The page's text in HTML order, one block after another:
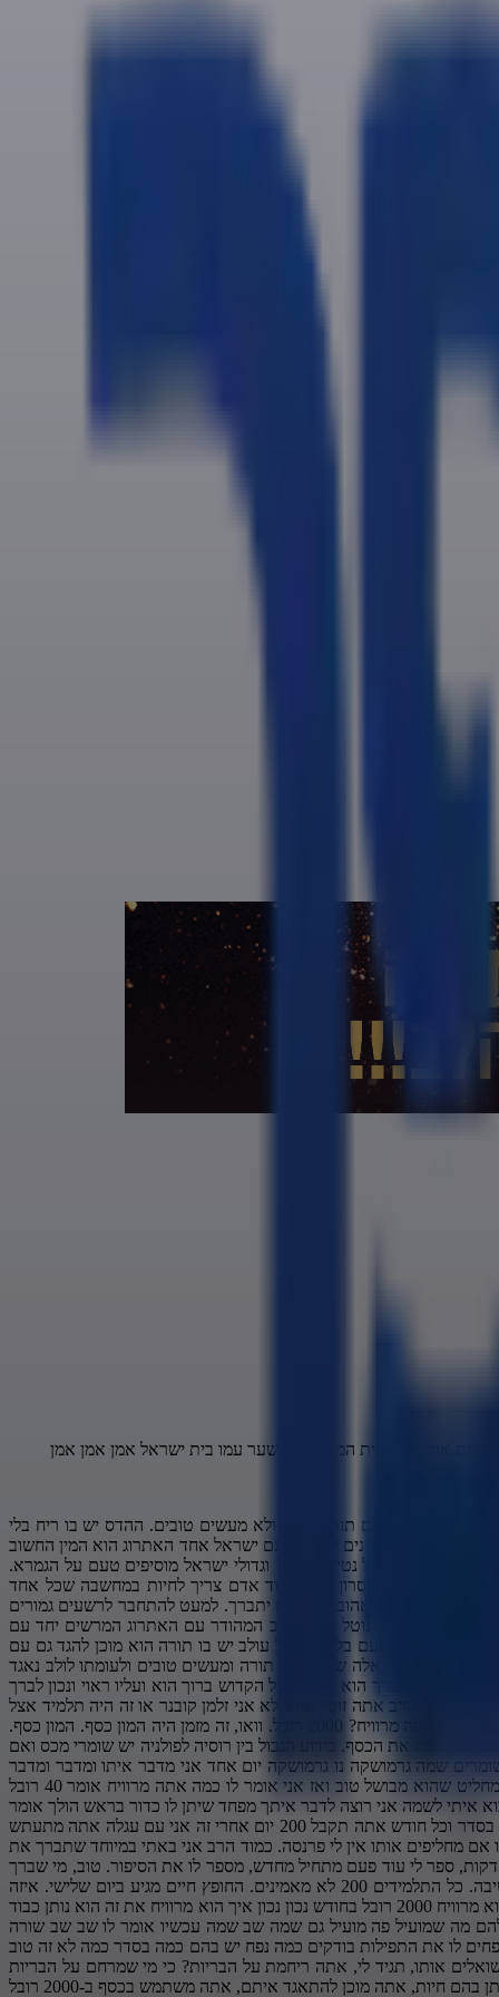
יקים אותה בתחיית המתים עם שער עמו בית ישראל אמן אמן אמן
הסוכות. השם אומר גם לערבה, את באמת בלי טעם, בלי ריח, אבל במהלך ימי הדין והרחמים ביקשת ממני להתפייס. אמרת לי, ריבונו של עולם, סלח לנו, מחל לנו, כפר לנו. אני אראה לך שאני אוהב אותך ומעריך אותך. לא אשאיר אותך בצד. אני מצווה לאגוד אותך עם העדשים כי אתם כולכם אהובים וברורים. וואי וואי וואי וואי וואי וואי זה מסר עצום מרגש לכל יהודי סוכות זה זמן שמחתנו אדם שואל איך אני יכול לשמוח? הרי אני יודע מה המצב שלי הרוחני איך אני יכול לשמוח? אני יודע שאני רחוק מהשם יתברך. אומרת התורה הקדושה, אכן אתה יודע את מצבך, אבל זה לא מפריע לשמחה. ושמחתם לפני אדוני אלוהיכם. אם זה היה לפני מלך בשר ודם, הוא לא היה מתפייס איתך. איזה טעם יש בך? לא טעם ולא ריח. תעוף מפה. אבל הקדוש ברוך הוא אומר, תיקחו את ארבעת המינים עם הערבה. תיכנסו לבית המדרש, תיכנסו לבית הכנסת, תיכנסו לסוכה הקדושה, תעשו נענועים, הודו לאדוני כי טוב. אנדוני הושיענה. תראו כמה, תראו כמה ותראו כמה אני מעריך כל יהודי ויהודי, גם אין לבלי טעם, בלי ריח. זה משמח מאוד. אתם רואים בכותל המערבי איזה אנשים באים מכל הסוגים, עם כל הצבעים, עם כל הזה ועם שערות ובלי שערות וזה ומתנפנפים וזה. שי וכלסים שמחים ומאושרים. מה זה? מה זה מה זה מה זה? הושמחתם לפני השם נותן. טוב, כשרואים שבכל העולם כולו, בכל מקום בעולם, יהודים, בכל בית כנסת, בכל בית מדרש, שמחה עצומה ורוחנית בשמחת תורה. בשמחת תורה באים גם חילונים וחילוניות ובאים ותורמים וזורקים סוכריות ואוכלים גם. ו איזה שמחה ולוקחים ילדים, מקבלים שקיות איזה יופי, איזה יופי. גדולי ישראל מסבירים למה זה. למה כלל ישראל כולם כאחד? הם בכל זאת, בכל ימות השנה, רחוקים מתורה וססים ושמחים בשמחת התורה. למה? משל לראובן שחיתן את בנו. ראובן מחתן את הבן שלו. ובחתונה נמצא שמעון אח של ראובן והוא רוקד ושמח ועליז. אה שואלים אותו שמעון מה אתה כל כך קופץ ושמח? מה אתה מחתן את הבן שלך? אומר, "מה פתאום אח שלי מחתן את הבן שלו? איך אני לא אשמח? איך אני לא ארקוד? עם ישראל חלק יושבים בהוהלה של תורה, מאושרים ושמחים. שמחת תורה זה השמחה של אח שלי. אח שלי שלומד תורה יש לו שמחה. הוא חתן תורה. חתן בראשית חתן מעונה. יש פה חתנים יא בבי אח שלי חתן אני לא אשמח בחתונה אז מה אם אני חילוני? מה זה? אח שלי שמח אז אני בא לשמחה ואני רוקד אני שמח שהאחים שלי שמחים שהם חתנים יא בבי אבל היה שמחת תורה קשה מאוד לפני שנתיים שמחת תורה וואי וואי וואי דיברנו על זה מיד אחרי שזה קרה למה זה קרה? ועכשיו אני אגיד לכם דבר מדהים. הרשעים הערורים מחבלי הנוחבה פלשו לקיבוצים מושבים ורצחו רחמנא לצלן. מחבלי הנוחבה קוראים להם מחבלי הנוחבה. מחבלה תוציאו ממחבלה את האות ח מה נשאר מבלה תוציאו מהנוח בת החטא מה נשאר הנובה מבל הנובה במחבלי יש חטא ובנוח בא חטא. כשיש חטא, כשיש חטאים, כשיש בודעה, במקום לשמוח בתורה, מחללים את שמחת תורה, לא משתתפים עם האחים שלנו. וכמה ימים לפני כן, דיונים אם מותר לרקוד עם ספרי תורה, צריך להגיע לבית המשפט. ראש העיר תל אביב עוסר לרקוד עם ספרי תורה ושופט במחוזי קובע שזה פרובוקציה ואומר לו עורך דין דמרי מה זה שונה ממצעד התועבה שעושים אומר לו זה חופש הביטוי אבל לצאת עם ספרי תורה זה פרובוקציה והוא עוסר אז דמרי עולה לעליון ואני לא אספר לכם את ההמשך זה צריך דרשה בפני עצמה איזה קידוש השם הוא זכה לעשות אבל אתם לא תאמינו זה סיפור מהאגדות מהאגדות אני אספר אותו הפרטים נשמעו אצלי אתמול בסוכה. אתם ממש תצטמררו, תצטמררו מהסיפור. במדינת היהודים לרקוד עם ספר תורה בית משפט קבע שזה פרובוקציה רחמנא לצלן. לא יאומן. אבל החילונים לא מקבלים את השטויות של בית משפט והם באים לרקוד הערבות ורקדות עם אחיהם לומדי התורה ושמחים איתם בשמחת תורה ממה עשוי סכך חכמים אומרים שהוא עשוי מפסולת